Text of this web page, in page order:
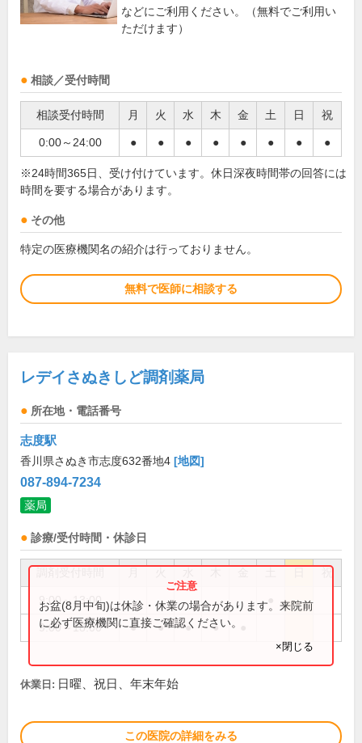
などにご利用ください。（無料でご利用い
ただけます）
相談／受付時間
相談受付時間 月 火 水 木 金 土 日 祝
0:00～24:00 ● ● ● ● ● ● ● ●
※24時間365日、受け付けています。休日深夜時間帯の回答には
時間を要する場合があります。
その他
特定の医療機関名の紹介は行っておりません。
無料で医師に相談する
レデイさぬきしど調剤薬局
所在地・電話番号
志度駅
香川県さぬき市志度632番地4 [地図]
087-894-7234
薬局
診療/受付時間・休診日
祝
9:00～13:00
9:00～18:00 ● ● ● ●
お盆(8月中旬)は休診・休業の場合があります。来院前
に必ず医療機関に直接ご確認ください。
×閉じる
休業日: 日曜、祝日、年末年始
この医院の詳細をみる